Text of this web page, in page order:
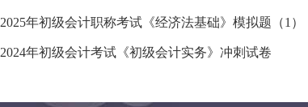
2025年初级会计职称考试《经济法基础》模拟题（1）
2024年初级会计考试《初级会计实务》冲刺试卷